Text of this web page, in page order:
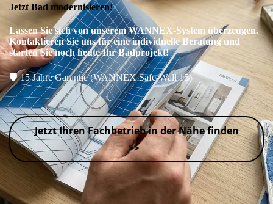
Jetzt Bad modernisieren!
Lassen Sie sich von unserem WANNEX-System überzeugen.
Kontaktieren Sie uns für eine individuelle Beratung und
starten Sie noch heute Ihr Badprojekt!
🛡️15 Jahre Garantie (WANNEX Safe-Wall 15)
Jetzt Ihren Fachbetrieb in der Nähe finden
>>